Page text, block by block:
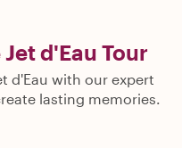
d'Eau Tour
d'Eau with our expert
lasting memories.